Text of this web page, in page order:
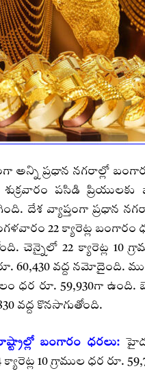
అన్ని ప్రధాన నగరాల్లో
పసిడి
దేశ వ్యాప్తంగా ప్రధాన
22 క్యారెట్ల బంగారం
చెన్నైలో 22 క్యారెట్ల 10
రూ. 60,430 వద్ద నమోదైంది.
ధర రూ. 59,930గా ఉంది.
వద్ద కొనసాగుతోంది.
బంగారం ధరలు:
10 గ్రాముల ధర రూ.